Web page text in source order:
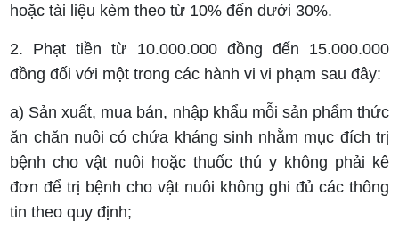
hoặc tài liệu kèm theo từ 10% đến dưới 30%.
2. Phạt tiền từ 10.000.000 đồng đến 15.000.000
đồng đối với một trong các hành vi vi phạm sau đây:
a) Sản xuất, mua bán, nhập khẩu mỗi sản phẩm thức
ăn chăn nuôi có chứa kháng sinh nhằm mục đích trị
bệnh cho vật nuôi hoặc thuốc thú y không phải kê
đơn để trị bệnh cho vật nuôi không ghi đủ các thông
tin theo quy định;